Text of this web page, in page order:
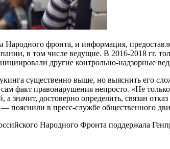
фронта, и информация,
в том числе ведущие. В 2016-2018 гг.
другие контрольно-надзорные
существенно выше, но выяснить его
факт правонарушения непросто. «Не
а значит, достоверно определить, связан
пояснили в пресс-службе общественного
Народного Фронта поддержала